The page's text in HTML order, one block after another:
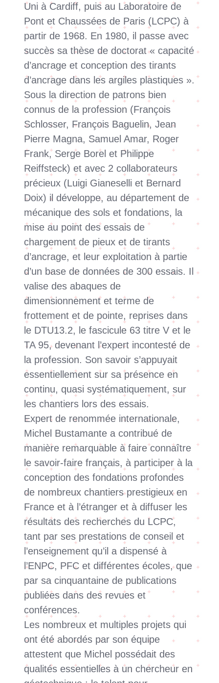
Uni à Cardiff, puis au Laboratoire de
Pont et Chaussées de Paris (LCPC) à
partir de 1968. En 1980, il passe avec
succès sa thèse de doctorat « capacité
d’ancrage et conception des tirants
d’ancrage dans les argiles plastiques ».
Sous la direction de patrons bien
connus de la profession (François
Schlosser, François Baguelin, Jean
Pierre Magna, Samuel Amar, Roger
Frank, Serge Borel et Philippe
Reiffsteck) et avec 2 collaborateurs
précieux (Luigi Gianeselli et Bernard
Doix) il développe, au département de
mécanique des sols et fondations, la
mise au point des essais de
chargement de pieux et de tirants
d’ancrage, et leur exploitation à partie
d’un base de données de 300 essais. Il
valise des abaques de
dimensionnement et terme de
frottement et de pointe, reprises dans
le DTU13.2, le fascicule 63 titre V et le
TA 95, devenant l’expert incontesté de
la profession. Son savoir s’appuyait
essentiellement sur sa présence en
continu, quasi systématiquement, sur
les chantiers lors des essais.
Expert de renommée internationale,
Michel Bustamante a contribué de
manière remarquable à faire connaître
le savoir-faire français, à participer à la
conception des fondations profondes
de nombreux chantiers prestigieux en
France et à l’étranger et à diffuser les
résultats des recherches du LCPC,
tant par ses prestations de conseil et
l’enseignement qu’il a dispensé à
l’ENPC, PFC et différentes écoles, que
par sa cinquantaine de publications
publiées dans des revues et
conférences.
Les nombreux et multiples projets qui
ont été abordés par son équipe
attestent que Michel possédait des
qualités essentielles à un chercheur en